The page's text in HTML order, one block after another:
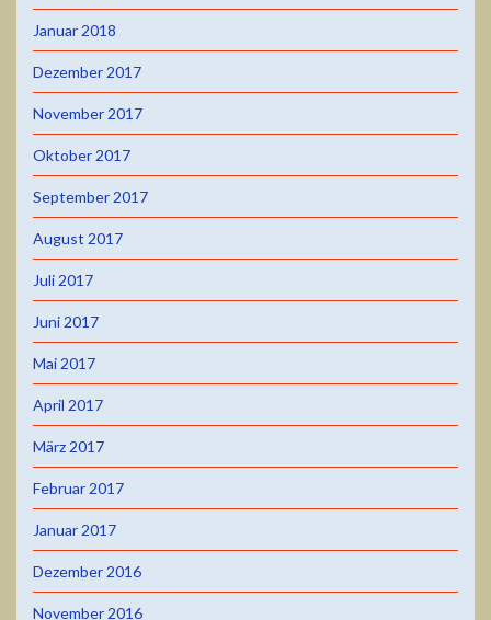
Januar 2018
Dezember 2017
November 2017
Oktober 2017
September 2017
August 2017
Juli 2017
Juni 2017
Mai 2017
April 2017
März 2017
Februar 2017
Januar 2017
Dezember 2016
November 2016